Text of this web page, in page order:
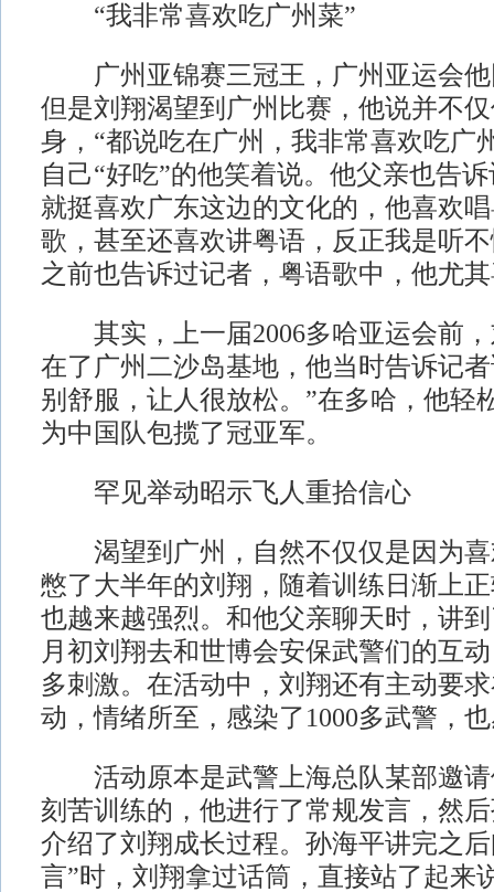
“我非常喜欢吃广州菜”
广州亚锦赛三冠王，广州亚运会他
但是刘翔渴望到广州比赛，他说并不
身，“都说吃在广州，我非常喜欢吃广
自己“好吃”的他笑着说。他父亲也告
就挺喜欢广东这边的文化的，他喜欢
歌，甚至还喜欢讲粤语，反正我是听
之前也告诉过记者，粤语歌中，他尤
其实，上一届2006多哈亚运会前，
在了广州二沙岛基地，他当时告诉记
别舒服，让人很放松。”在多哈，他轻
为中国队包揽了冠亚军。
罕见举动昭示飞人重拾信心
渴望到广州，自然不仅仅是因为喜
憋了大半年的刘翔，随着训练日渐上
也越来越强烈。和他父亲聊天时，讲
月初刘翔去和世博会安保武警们的互
多刺激。在活动中，刘翔还有主动要
动，情绪所至，感染了1000多武警，
活动原本是武警上海总队某部邀请
刻苦训练的，他进行了常规发言，然
介绍了刘翔成长过程。孙海平讲完之
言”时，刘翔拿过话筒，直接站了起来